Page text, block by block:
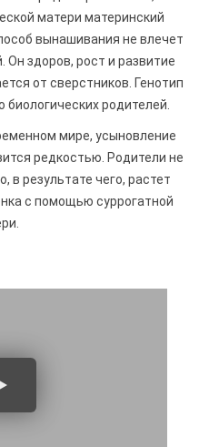
матери материнский
вынашивания не влечет
Он здоров, рост и развитие
от сверстников. Генотип
родителей.
мире, усыновление
редкостью. Родители не
в результате чего, растет
с помощью суррогатной